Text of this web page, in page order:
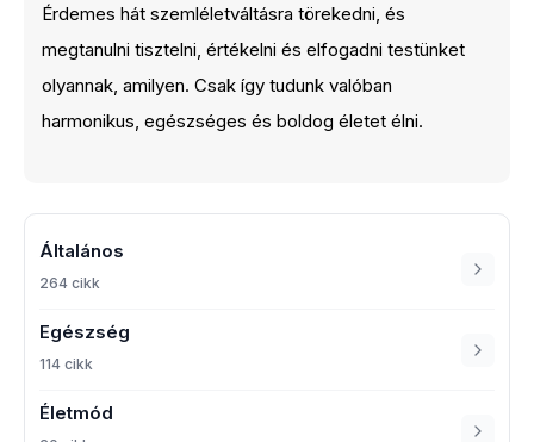
Érdemes hát szemléletváltásra törekedni, és
megtanulni tisztelni, értékelni és elfogadni testünket
olyannak, amilyen. Csak így tudunk valóban
harmonikus, egészséges és boldog életet élni.
Általános
264 cikk
Egészség
114 cikk
Életmód